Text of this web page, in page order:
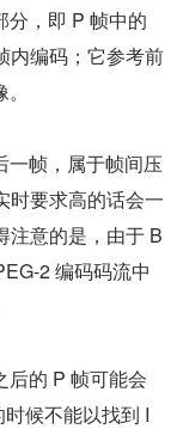
分，即 P 帧中的
内编码；它参考前
一帧，属于帧间压
时要求高的话会一
注意的是，由于 B
2 编码码流中
后的 P 帧可能会
候不能以找到 I